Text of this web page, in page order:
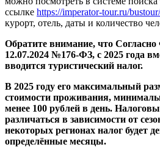
ссылке https://imperator-tour.ru/bustour/
курорт, отель, даты и количество
Обратите внимание, что Согласно
12.07.2024 №176-ФЗ, с 2025 года
вводится туристический налог.
В 2025 году его максимальный
стоимости проживания,
менее 100 рублей в день.
различаться в зависимости от
некоторых регионах налог будет
определённые месяцы.